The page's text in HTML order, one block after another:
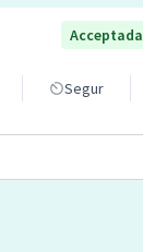
Acceptada
Segur